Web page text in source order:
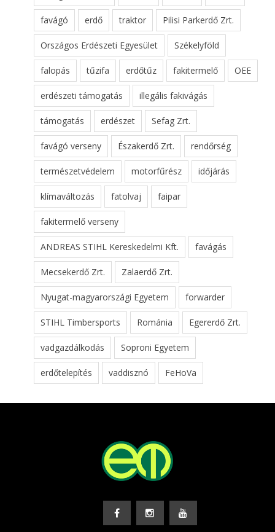
favágó erdő traktor Pilisi Parkerdő Zrt.
Országos Erdészeti Egyesület Székelyföld
falopás tűzifa erdőtűz fakitermelő OEE
erdészeti támogatás illegális fakivágás
támogatás erdészet Sefag Zrt.
favágó verseny Északerdő Zrt. rendőrség
természetvédelem motorfűrész időjárás
klímaváltozás fatolvaj faipar
fakitermelő verseny
ANDREAS STIHL Kereskedelmi Kft. favágás
Mecsekerdő Zrt. Zalaerdő Zrt.
Nyugat-magyarországi Egyetem forwarder
STIHL Timbersports Románia Egererdő Zrt.
vadgazdálkodás Soproni Egyetem
erdőtelepítés vaddisznó FeHoVa